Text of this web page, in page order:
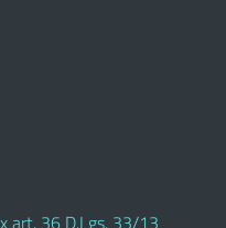
art. 36 D.Lgs. 33/13